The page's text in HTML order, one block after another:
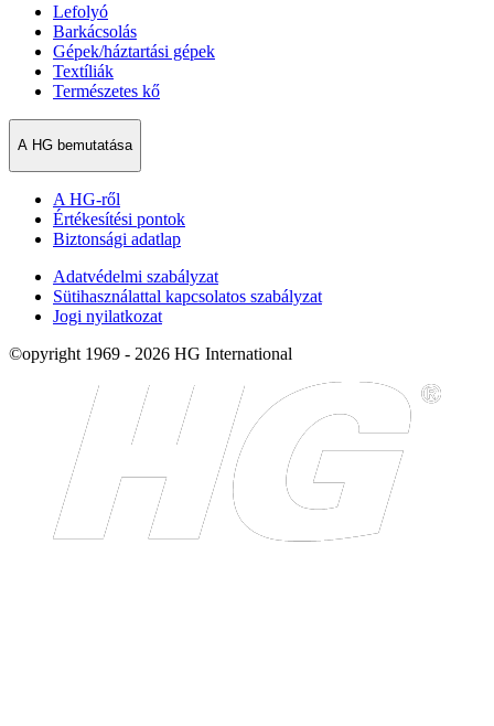
Lefolyó
Barkácsolás
Gépek/háztartási gépek
Textíliák
Természetes kő
A HG bemutatása
A HG-ről
Értékesítési pontok
Biztonsági adatlap
Adatvédelmi szabályzat
Sütihasználattal kapcsolatos szabályzat
Jogi nyilatkozat
©opyright 1969 - 2026 HG International